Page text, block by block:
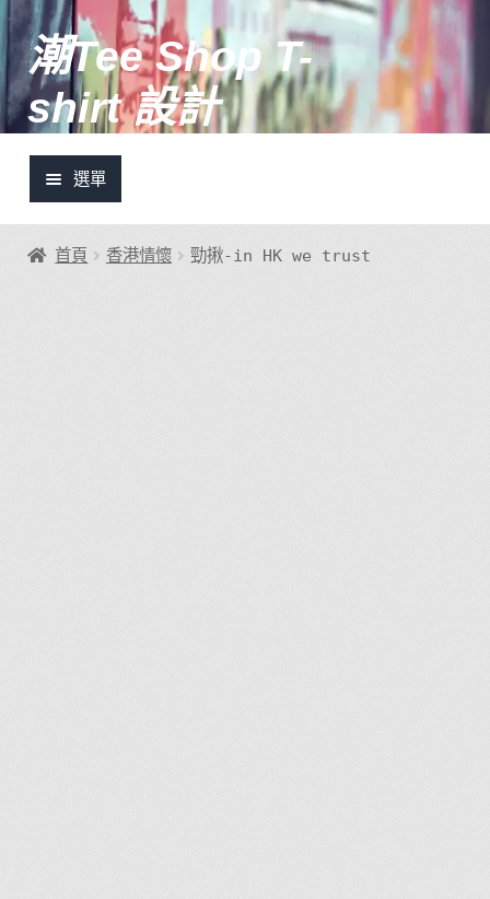
跳
至
導
覽
跳
至
主
要
容
潮Tee Shop T-
shirt 設計
選單
首頁 香港情懷 勁揪-in HK we trust